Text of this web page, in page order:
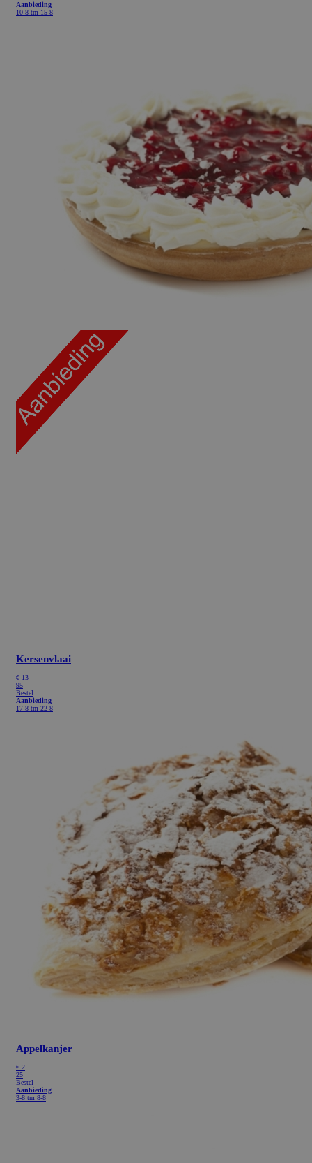
Aanbieding
10-8 tm 15-8
Kersenvlaai
€ 13
95
Bestel
Aanbieding
17-8 tm 22-8
Appelkanjer
€ 2
25
Bestel
Aanbieding
3-8 tm 8-8